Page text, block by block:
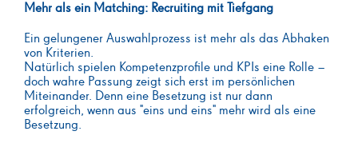
Mehr als ein Matching: Recruiting mit Tiefgang
Ein gelungener Auswahlprozess ist mehr als das Abhaken
von Kriterien.
Natürlich spielen Kompetenzprofile und KPIs eine Rolle –
doch wahre Passung zeigt sich erst im persönlichen
Miteinander. Denn eine Besetzung ist nur dann
erfolgreich, wenn aus "eins und eins" mehr wird als eine
Besetzung.